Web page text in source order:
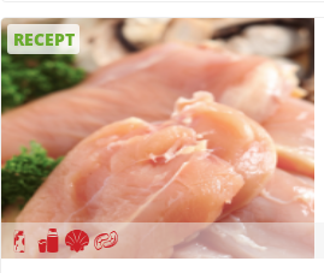
RECEPT